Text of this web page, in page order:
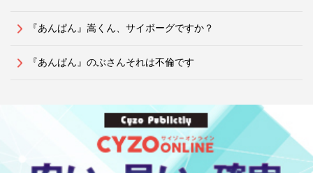
『あんぱん』嵩くん、サイボーグですか？
『あんぱん』のぶさんそれは不倫です